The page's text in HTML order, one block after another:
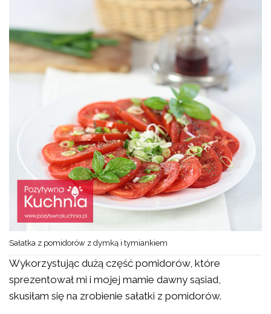
Sałatka z pomidorów z dymką i tymiankiem
Wykorzystując dużą część pomidorów, które
sprezentował mi i mojej mamie dawny sąsiad,
skusiłam się na zrobienie sałatki z pomidorów.